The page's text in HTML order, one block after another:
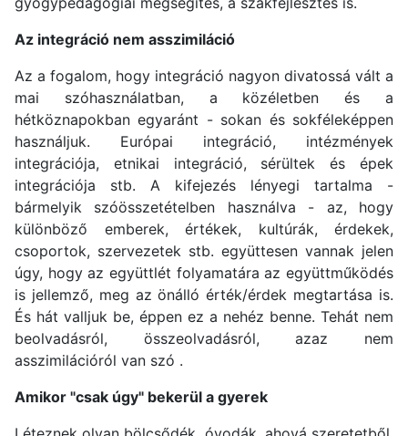
Az integráció nem asszimiláció
Az a fogalom, hogy integráció nagyon divatossá vált a
mai szóhasználatban, a közéletben és a
hétköznapokban egyaránt - sokan és sokféleképpen
használjuk. Európai integráció, intézmények
integrációja, etnikai integráció, sérültek és épek
integrációja stb. A kifejezés lényegi tartalma -
bármelyik szóösszetételben használva - az, hogy
különböző emberek, értékek, kultúrák, érdekek,
csoportok, szervezetek stb. együttesen vannak jelen
úgy, hogy az együttlét folyamatára az együttműködés
is jellemző, meg az önálló érték/érdek megtartása is.
És hát valljuk be, éppen ez a nehéz benne. Tehát nem
beolvadásról, összeolvadásról, azaz nem
asszimilációról van szó .
Amikor "csak úgy" bekerül a gyerek